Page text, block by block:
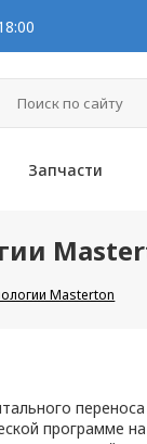
Запчасти
Masterton
программе